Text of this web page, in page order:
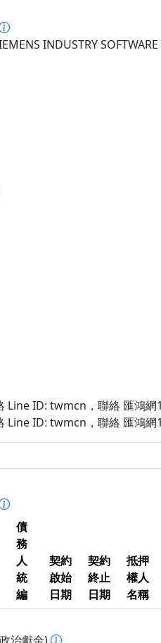
INDUSTRY
Line ID: twmcn ，聯絡 匯鴻
Line ID: twmcn ，聯絡 匯鴻
債
務
人
統
編
契約
啟始
日期
契約
終止
日期
抵押
權人
名稱